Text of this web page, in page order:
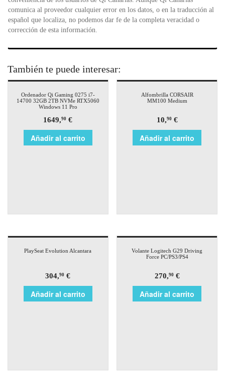
comunica al proveedor cualquier error en los datos, o en la traducción al
español que localiza, no podemos dar fe de la completa veracidad o
corrección de esta información.
También te puede interesar:
Ordenador Qi Gaming 0275 i7-
14700 32GB 2TB NVMe RTX5060
Windows 11 Pro
1649,90 €
Añadir al carrito
Alfombrilla CORSAIR
MM100 Medium
10,90€
Añadir al carrito
PlaySeat Evolution Alcantara
304,90 €
Añadir al carrito
Volante Logitech G29 Driving
Force PC/PS3/PS4
270,90€
Añadir al carrito